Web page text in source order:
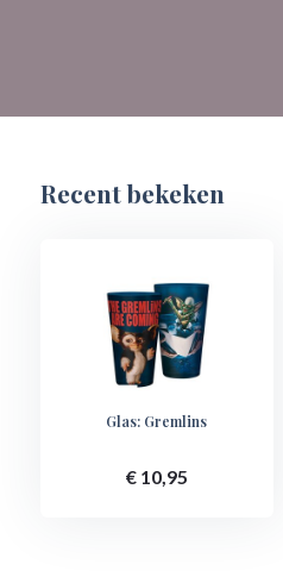
Recent bekeken
Glas: Gremlins
€ 10,95